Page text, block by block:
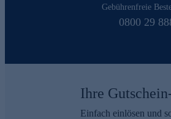
Gebührenfreie
0800 29
Ihre
Einfach einlösen und